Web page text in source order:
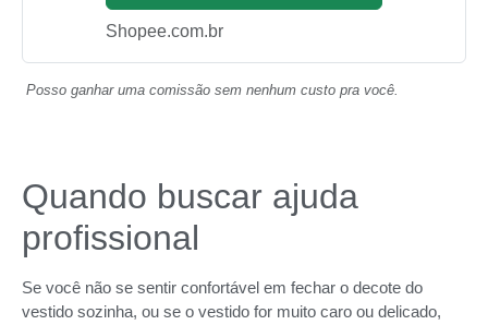
Shopee.com.br
Posso ganhar uma comissão sem nenhum custo pra você.
Quando buscar ajuda
profissional
Se você não se sentir confortável em fechar o decote do
vestido sozinha, ou se o vestido for muito caro ou delicado,